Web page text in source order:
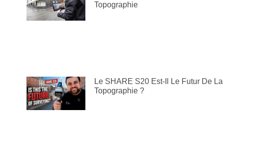
Topographie
Le SHARE S20 Est-Il Le Futur De La
Topographie ?